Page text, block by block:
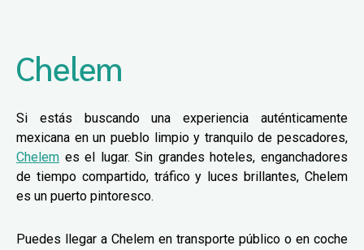
Chelem
Si estás buscando una experiencia auténticamente
mexicana en un pueblo limpio y tranquilo de pescadores,
Chelem es el lugar. Sin grandes hoteles, enganchadores
de tiempo compartido, tráfico y luces brillantes, Chelem
es un puerto pintoresco.
Puedes llegar a Chelem en transporte público o en coche